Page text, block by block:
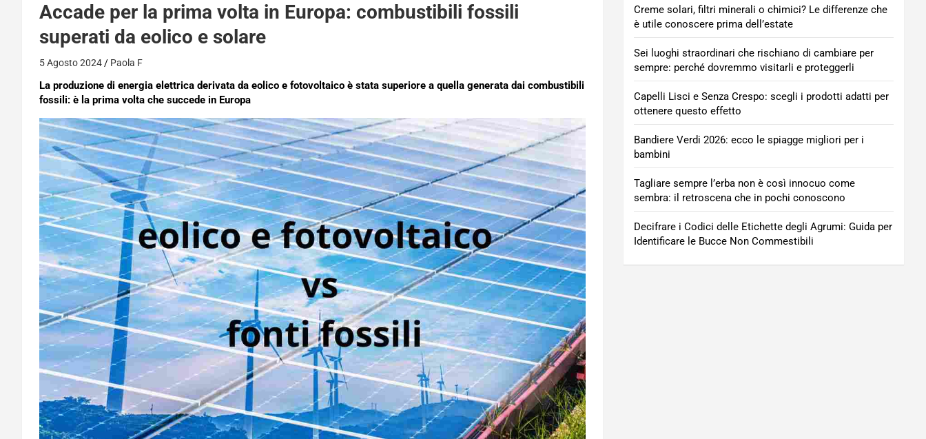
Accade per la prima volta in Europa: combustibili fossili
superati da eolico e solare
5 Agosto 2024 Paola F
La produzione di energia elettrica derivata da eolico e fotovoltaico è stata superiore a quella generata dai combustibili
fossili: è la prima volta che succede in Europa
Creme solari, filtri minerali o chimici? Le differenze che
è utile conoscere prima dell’estate
Sei luoghi straordinari che rischiano di cambiare per
sempre: perché dovremmo visitarli e proteggerli
Capelli Lisci e Senza Crespo: scegli i prodotti adatti per
ottenere questo effetto
Bandiere Verdi 2026: ecco le spiagge migliori per i
bambini
Tagliare sempre l’erba non è così innocuo come
sembra: il retroscena che in pochi conoscono
Decifrare i Codici delle Etichette degli Agrumi: Guida per
Identificare le Bucce Non Commestibili